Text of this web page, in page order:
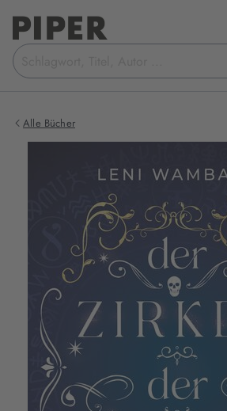
Suchbegriff
eingeben
Alle Bücher